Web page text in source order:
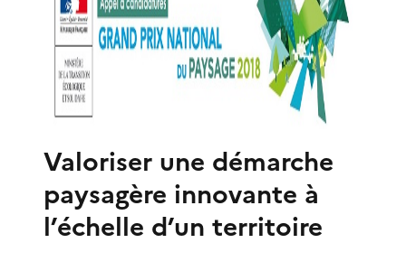
Valoriser une démarche
paysagère innovante à
l’échelle d’un territoire